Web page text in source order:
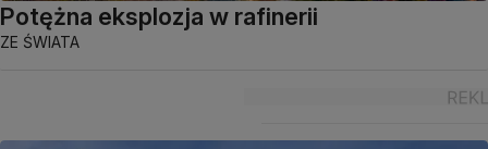
Potężna eksplozja w rafinerii
ZE ŚWIATA